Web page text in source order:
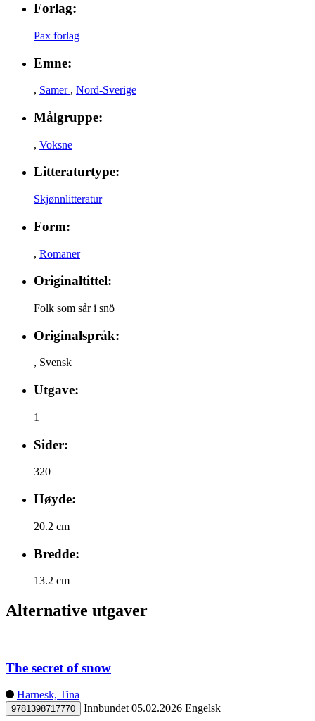
Forlag:
Pax forlag
Emne:
, Samer , Nord-Sverige
Målgruppe:
, Voksne
Litteraturtype:
Skjønnlitteratur
Form:
, Romaner
Originaltittel:
Folk som sår i snö
Originalspråk:
, Svensk
Utgave:
1
Sider:
320
Høyde:
20.2 cm
Bredde:
13.2 cm
Alternative utgaver
The secret of snow
Harnesk, Tina
9781398717770 Innbundet 05.02.2026 Engelsk